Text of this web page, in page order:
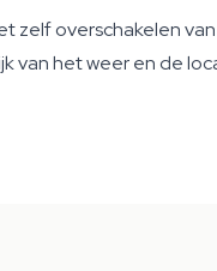
overschakelen
het weer en de